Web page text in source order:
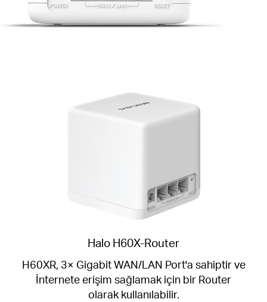
Halo H60X-Router
H60XR, 3× Gigabit WAN/LAN Port'a sahiptir ve
İnternete erişim sağlamak için bir Router
olarak kullanılabilir.